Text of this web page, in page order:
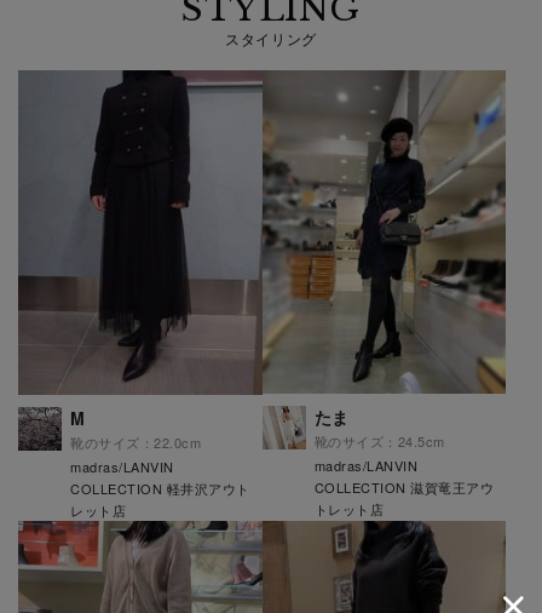
STYLING
スタイリング
M
靴のサイズ：22.0cm
madras/LANVIN
COLLECTION 軽井沢アウト
レット店
たま
靴のサイズ：24.5cm
madras/LANVIN
COLLECTION 滋賀竜王アウ
トレット店